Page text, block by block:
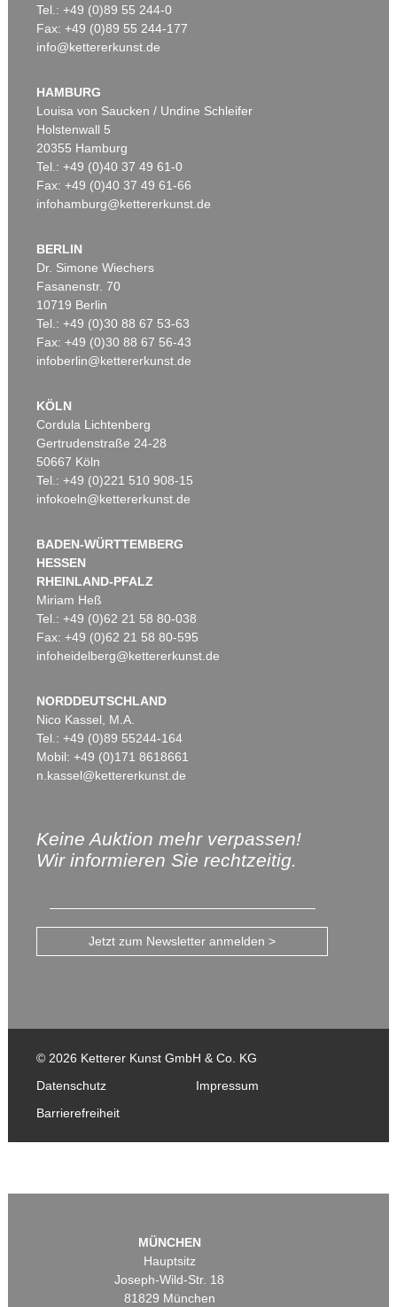
Tel.: +49 (0)89 55 244-0
Fax: +49 (0)89 55 244-177
info@kettererkunst.de
HAMBURG
Louisa von Saucken / Undine Schleifer
Holstenwall 5
20355 Hamburg
Tel.: +49 (0)40 37 49 61-0
Fax: +49 (0)40 37 49 61-66
infohamburg@kettererkunst.de
BERLIN
Dr. Simone Wiechers
Fasanenstr. 70
10719 Berlin
Tel.: +49 (0)30 88 67 53-63
Fax: +49 (0)30 88 67 56-43
infoberlin@kettererkunst.de
KÖLN
Cordula Lichtenberg
Gertrudenstraße 24-28
50667 Köln
Tel.: +49 (0)221 510 908-15
infokoeln@kettererkunst.de
BADEN-WÜRTTEMBERG
HESSEN
RHEINLAND-PFALZ
Miriam Heß
Tel.: +49 (0)62 21 58 80-038
Fax: +49 (0)62 21 58 80-595
infoheidelberg@kettererkunst.de
NORDDEUTSCHLAND
Nico Kassel, M.A.
Tel.: +49 (0)89 55244-164
Mobil: +49 (0)171 8618661
n.kassel@kettererkunst.de
Keine Auktion mehr verpassen!
Wir informieren Sie rechtzeitig.
Jetzt zum Newsletter anmelden >
© 2026 Ketterer Kunst GmbH & Co. KG
Datenschutz
Impressum
Barrierefreiheit
MÜNCHEN
Hauptsitz
Joseph-Wild-Str. 18
81829 München